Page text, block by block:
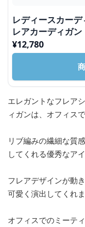
レディースカー
レアカーディガ
¥12,780
エレガントなフレア
ィガンは、オフィス
リブ編みの繊細な質
してくれる優秀なアイ
フレアデザインが動
可愛く演出してくれま
オフィスでのミーテ